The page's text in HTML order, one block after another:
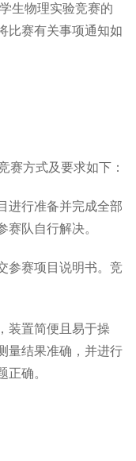
生物理实验竞赛的
比赛有关事项通知如
赛方式及要求如下：
进行准备并完成全部
赛队自行解决。
参赛项目说明书。竞
装置简便且易于操
量结果准确，并进行
正确。